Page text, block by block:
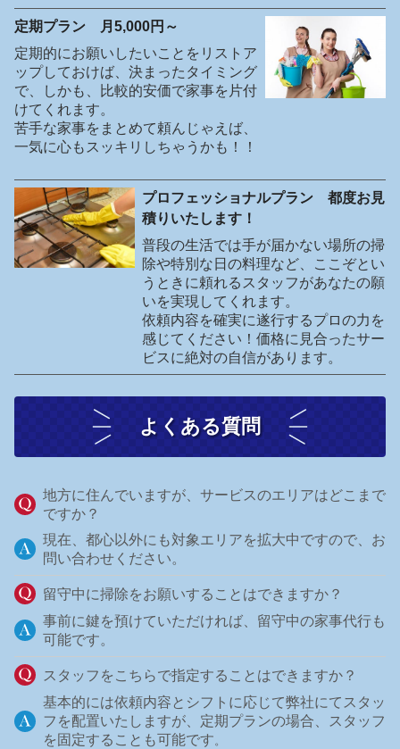
定期プラン 月5,000円～
定期的にお願いしたいことをリストア
ップしておけば、決まったタイミング
で、しかも、比較的安価で家事を片付
けてくれます。
苦手な家事をまとめて頼んじゃえば、
一気に心もスッキリしちゃうかも！！
プロフェッショナルプラン 都度お見
積りいたします！
普段の生活では手が届かない場所の掃
除や特別な日の料理など、ここぞとい
うときに頼れるスタッフがあなたの願
いを実現してくれます。
依頼内容を確実に遂行するプロの力を
感じてください！価格に見合ったサー
ビスに絶対の自信があります。
よくある質問
地方に住んでいますが、サービスのエリアはどこまで
ですか？
現在、都心以外にも対象エリアを拡大中ですので、お
問い合わせください。
留守中に掃除をお願いすることはできますか？
事前に鍵を預けていただければ、留守中の家事代行も
可能です。
スタッフをこちらで指定することはできますか？
基本的には依頼内容とシフトに応じて弊社にてスタッ
フを配置いたしますが、定期プランの場合、スタッフ
を固定することも可能です。